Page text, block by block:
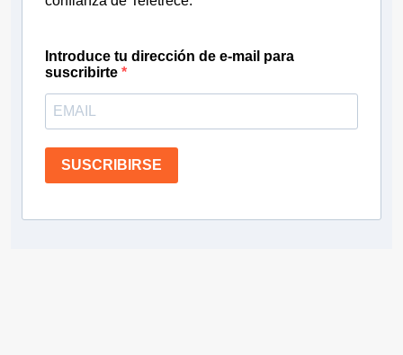
Introduce tu dirección de e-mail para
suscribirte
SUSCRIBIRSE